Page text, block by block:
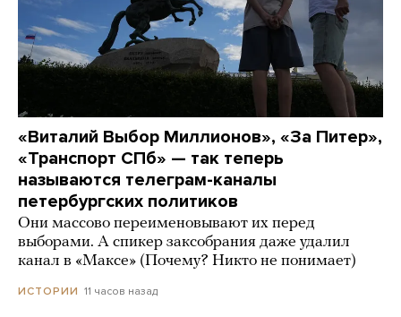
«Виталий Выбор Миллионов», «За Питер»,
«Транспорт СПб» — так теперь
называются телеграм-каналы
петербургских политиков
Они массово переименовывают их перед
выборами. А спикер заксобрания даже удалил
канал в «Максе» (Почему? Никто не понимает)
ИСТОРИИ 11 часов назад